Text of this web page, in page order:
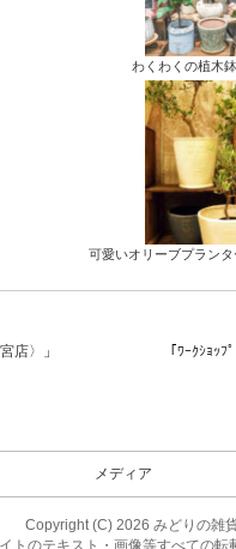
わくわくの植木
可愛いオリーブプランタ
「 ﾜｰｸｼｮｯﾌ
店〉 」
メディア
Copyright (C) 2026 みどりの雑
トのテキスト・画像等すべての転